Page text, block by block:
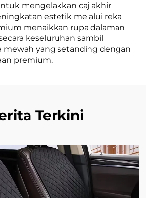
mengelakkan caj akhir
estetik melalui reka
menaikkan rupa dalaman
keseluruhan sambil
mewah yang setanding dengan
premium.
Terkini